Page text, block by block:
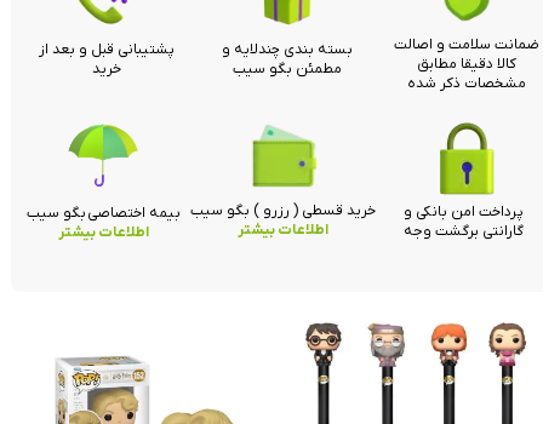
ضمانت سلامت و اصالت
کالا دقیقا مطابق
مشخصات ذکر شده
بسته بندی چندلایه و
مطمئن بگو سیب
پشتیبانی قبل و بعد از
خرید
خرید قسطی ( رزرو ) بگو سیب
اطلاعات بیشتر
پرداخت امن بانکی و
گارانتی برگشت وجه
بیمه اختصاصی بگو سیب
اطلاعات بیشتر